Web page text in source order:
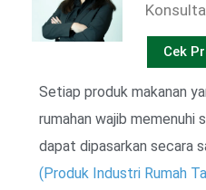
Cek
Setiap produk makanan
rumahan wajib memenuhi
dapat dipasarkan secara
(Produk Industri Rumah